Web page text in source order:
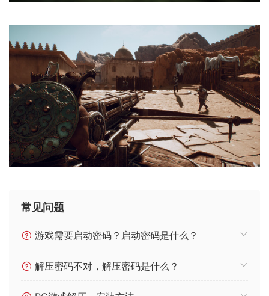
常见问题
游戏需要启动密码？启动密码是什么？
解压密码不对，解压密码是什么？